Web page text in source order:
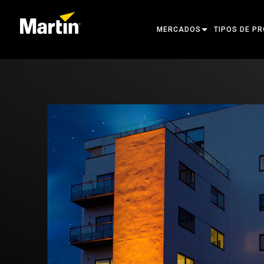
MERCADOS
CREATE THE MOMENT
TIPOS DE
LUCES
POTENCIA Y
PRODUCTOS